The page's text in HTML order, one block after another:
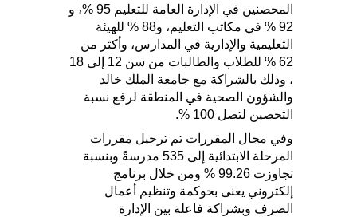
المحصنين في الإدارة العامة للتعليم 95 %، و
92 % في مكاتب التعليم، و88 % للهيئة
التعليمية والإدارية في المدارس، وأكثر من
62 % للطلاب والطالبات من سن 12 إلى 18
، وذلك بالشراكة مع جامعة الملك خالد
والشؤون الصحية في المنطقة لرفع نسبة
التحصين لتصل 100 %.
وفي مجال المقررات تم ترحيل مقررات
المرحلة الابتدائية إلى 535 مدرسةً وبنسبة
تجاوزت 99.26 % ومن خلال برنامج
إلكتروني يعنى بحوكمة وتنظيم أعمال
الصرف وبشراكة فاعلة بين الإدارة